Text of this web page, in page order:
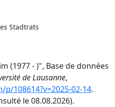
Stadtrats
(1977 - )", Base de données
de Lausanne,
108614?v=2025-02-14.
le 08.08.2026).